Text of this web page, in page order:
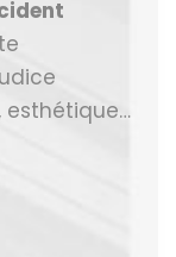
esthétique…